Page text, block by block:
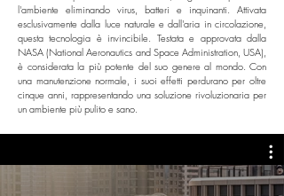
l'ambiente eliminando virus, batteri e inquinanti. Attivata
esclusivamente dalla luce naturale e dall'aria in circolazione,
questa tecnologia è invincibile. Testata e approvata dalla
NASA (National Aeronautics and Space Administration, USA),
è considerata la più potente del suo genere al mondo. Con
una manutenzione normale, i suoi effetti perdurano per oltre
cinque anni, rappresentando una soluzione rivoluzionaria per
un ambiente più pulito e sano.